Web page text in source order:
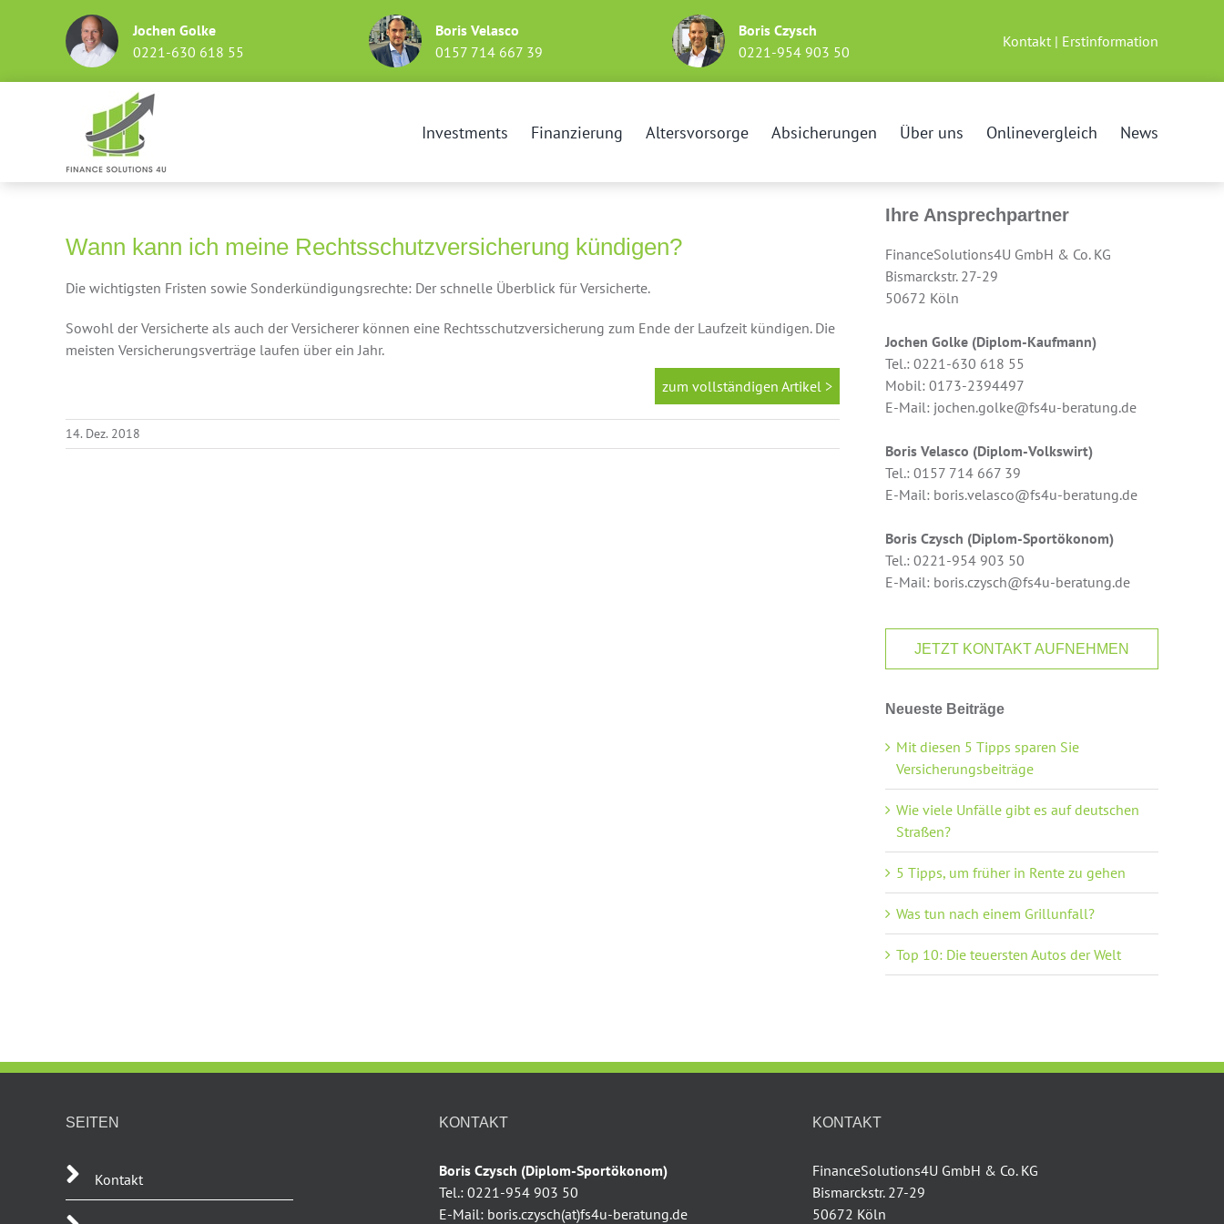
Jochen Golke
0221-630 618 55
Boris Velasco
0157 714 667 39
Boris Czysch
0221-954 903 50
Kontakt | Erstinformation
Investments Finanzierung Altersvorsorge Absicherungen Über uns Onlinevergleich News
Wann kann ich meine Rechtsschutzversicherung kündigen?
Die wichtigsten Fristen sowie Sonderkündigungsrechte: Der schnelle Überblick für Versicherte.
Sowohl der Versicherte als auch der Versicherer können eine Rechtsschutzversicherung zum Ende der Laufzeit kündigen. Die
meisten Versicherungsverträge laufen über ein Jahr.
zum vollständigen Artikel >
14. Dez. 2018
Ihre Ansprechpartner
FinanceSolutions4U GmbH & Co. KG
Bismarckstr. 27-29
50672 Köln
Jochen Golke (Diplom-Kaufmann)
Tel.: 0221-630 618 55
Mobil: 0173-2394497
E-Mail: jochen.golke@fs4u-beratung.de
Boris Velasco (Diplom-Volkswirt)
Tel.: 0157 714 667 39
E-Mail: boris.velasco@fs4u-beratung.de
Boris Czysch (Diplom-Sportökonom)
Tel.: 0221-954 903 50
E-Mail: boris.czysch@fs4u-beratung.de
JETZT KONTAKT AUFNEHMEN
Neueste Beiträge
Mit diesen 5 Tipps sparen Sie
Versicherungsbeiträge
Wie viele Unfälle gibt es auf deutschen
Straßen?
5 Tipps, um früher in Rente zu gehen
Was tun nach einem Grillunfall?
Top 10: Die teuersten Autos der Welt
SEITEN
Kontakt
KONTAKT
Boris Czysch (Diplom-Sportökonom)
Tel.: 0221-954 903 50
E-Mail: boris.czysch(at)fs4u-beratung.de
KONTAKT
FinanceSolutions4U GmbH & Co. KG
Bismarckstr. 27-29
50672 Köln